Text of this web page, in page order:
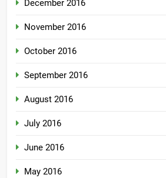
December 2016
November 2016
October 2016
September 2016
August 2016
July 2016
June 2016
May 2016